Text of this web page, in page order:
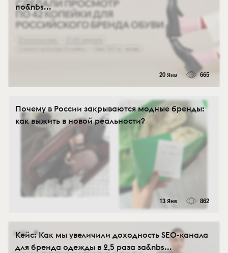
по&nbs...
20 Янв 665
Почему в России закрываются модные бренды:
как выжить в новой реальности?
13 Янв 862
Кейс: Как мы увеличили доходность SEO-канала
для бренда одежды в 2,5 раза за&nbs...